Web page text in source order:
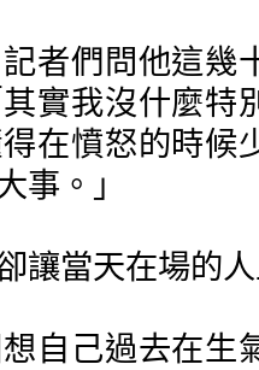
者們問他這幾
實我沒什麼特
在憤怒的時候
事。」
讓當天在場的
自己過去在生